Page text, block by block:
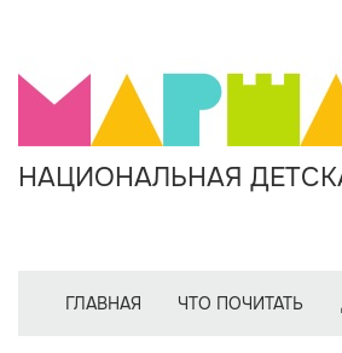
НАЦИОНАЛЬНАЯ
ГЛАВНАЯ ЧТО ПОЧИТАТЬ